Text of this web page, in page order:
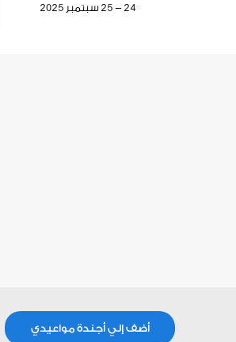
24 - 25 سبتمبر 2025
أضف إلي أجندة مواعيدي